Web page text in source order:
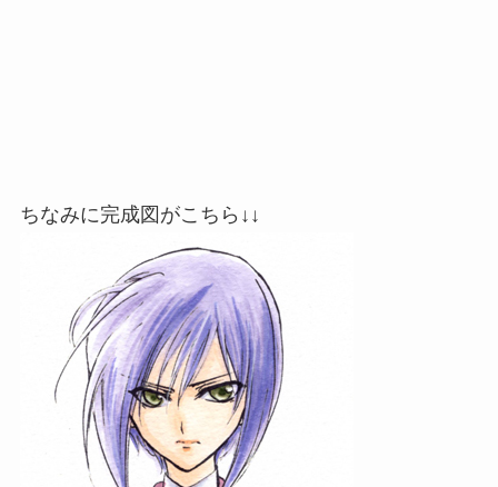
ちなみに完成図がこちら↓↓